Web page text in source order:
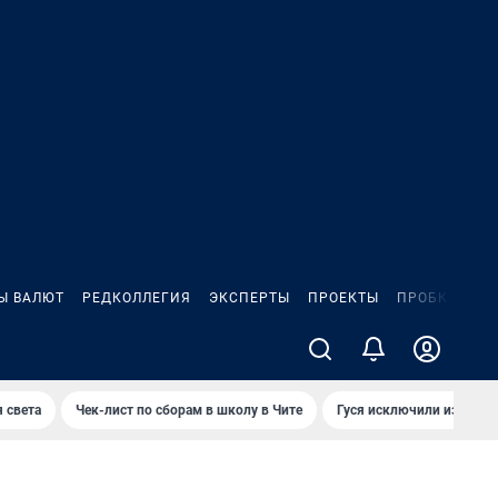
ВАЛЮТ РЕДКОЛЛЕГИЯ ЭКСПЕРТЫ ПРОЕКТЫ ПРОБКИ
света Чек-лист по сборам в школу в Чите Гуся исключили из